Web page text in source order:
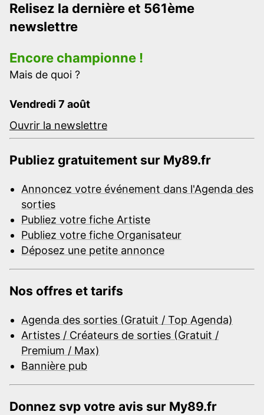
Relisez la dernière et 561ème
newslettre
Encore championne !
Mais de quoi ?
Vendredi 7 août
Ouvrir la newslettre
Publiez gratuitement sur My89.fr
Annoncez votre événement dans l'Agenda des
sorties
Publiez votre fiche Artiste
Publiez votre fiche Organisateur
Déposez une petite annonce
Nos offres et tarifs
Agenda des sorties (Gratuit / Top Agenda)
Artistes / Créateurs de sorties (Gratuit /
Premium / Max)
Bannière pub
Donnez svp votre avis sur My89.fr